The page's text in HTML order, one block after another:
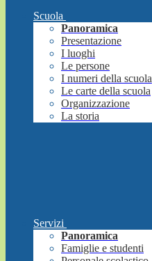
Scuola
Panoramica
Presentazione
I luoghi
Le persone
I numeri della scuola
Le carte della scuola
Organizzazione
La storia
Servizi
Panoramica
Famiglie e studenti